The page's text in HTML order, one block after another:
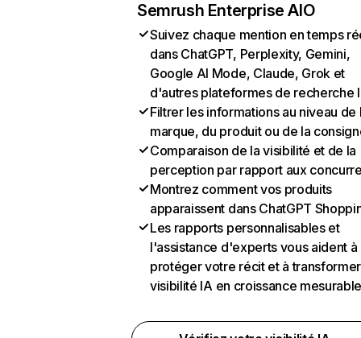
Semrush Enterprise AIO
Suivez chaque mention en temps
dans ChatGPT, Perplexity, Gemini,
Google AI Mode, Claude, Grok et
d'autres plateformes de recherche
Filtrer les informations au niveau de
marque, du produit ou de la
Comparaison de la visibilité et de la
perception par rapport aux
Montrez comment vos produits
apparaissent dans ChatGPT
Les rapports personnalisables et
l'assistance d'experts vous aident à
protéger votre récit et à
visibilité IA en croissance